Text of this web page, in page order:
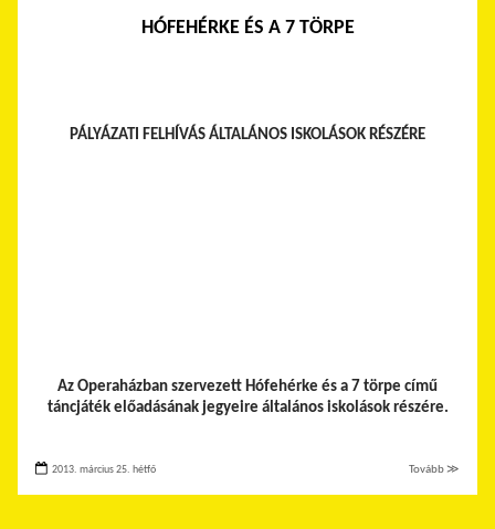
HÓFEHÉRKE ÉS A 7 TÖRPE
PÁLYÁZATI FELHÍVÁS ÁLTALÁNOS ISKOLÁSOK RÉSZÉRE
Az Operaházban szervezett Hófehérke és a 7 törpe című
táncjáték előadásának jegyeire általános iskolások részére.
2013. március 25. hétfő Tovább ≫